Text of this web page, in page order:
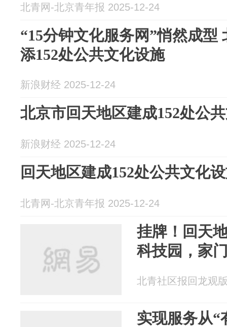
北青网-北京青年报 2025-12-24
“15分钟文化服务网”悄然成型
添152处公共文化设施
新浪财经 2025-12-24
北京市回天地区建成152处公
新浪财经 2025-12-24
回天地区建成152处公共文化
北青网-北京青年报 2025-12-24
挂牌！回天
科技园，家
北青社区报回龙观
实现服务从“